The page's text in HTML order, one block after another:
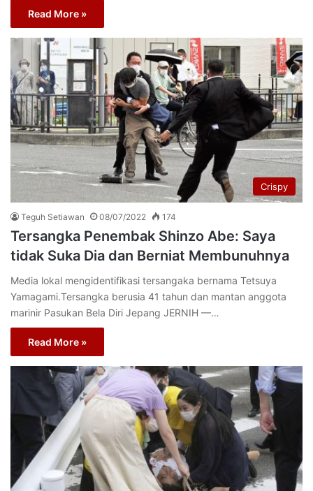
Read More »
Crispy
Teguh Setiawan 08/07/2022 174
Tersangka Penembak Shinzo Abe: Saya
tidak Suka Dia dan Berniat Membunuhnya
Media lokal mengidentifikasi tersangaka bernama Tetsuya
Yamagami.Tersangka berusia 41 tahun dan mantan anggota
marinir Pasukan Bela Diri Jepang JERNIH —…
Read More »